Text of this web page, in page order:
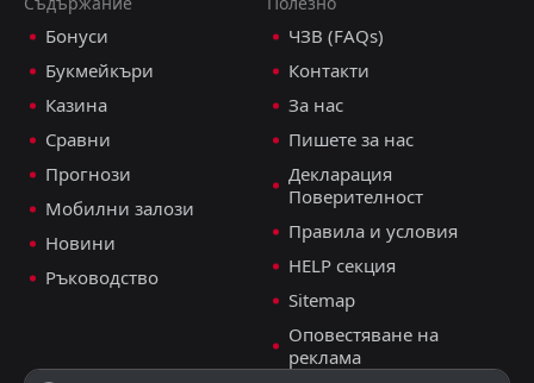
Бонуси
Букмейкъри
Казина
Сравни
Прогнози
Мобилни залози
Новини
Ръководство
ЧЗВ (FAQs)
Контакти
За нас
Пишете за нас
Декларация
Поверителност
Правила и условия
HELP секция
Sitemap
Оповестяване на
реклама